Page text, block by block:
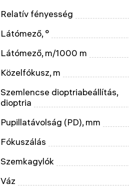
Relatív fényesség
Látómező, °
Látómező, m/1000 m
Közelfókusz, m
Szemlencse dioptriabeállítás,
dioptria
Pupillatávolság (PD), mm
Fókuszálás
Szemkagylók
Váz